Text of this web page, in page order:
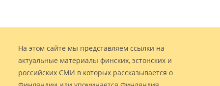
На этом сайте мы представляем ссылки на
актуальные материалы финских, эстонских и
российских СМИ в которых рассказывается о